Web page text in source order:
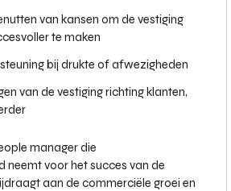
van kansen om de vestiging
te maken
bij drukte of afwezigheden
van de vestiging richting klanten,
manager die
neemt voor het succes van de
aan de commerciële groei en